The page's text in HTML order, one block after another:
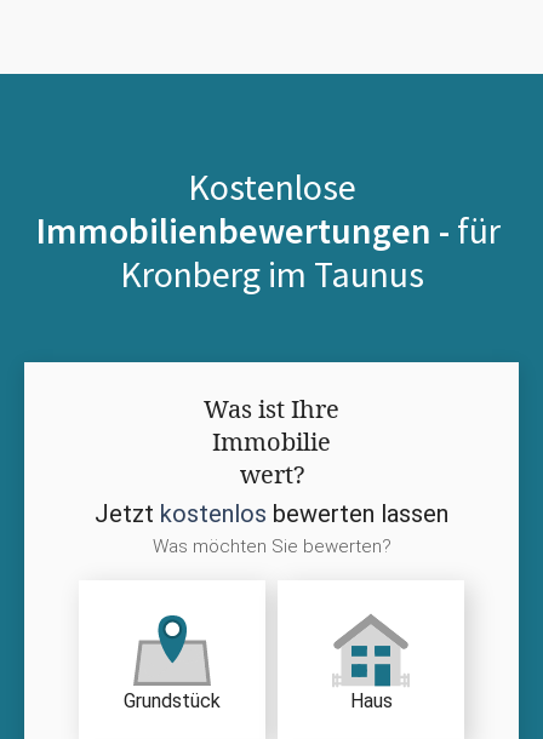
Kostenlose
Immobilienbewertungen - für
Kronberg im Taunus
Was ist Ihre
Immobilie
wert?
Jetzt kostenlos bewerten lassen
Was möchten Sie bewerten?
Grundstück Haus